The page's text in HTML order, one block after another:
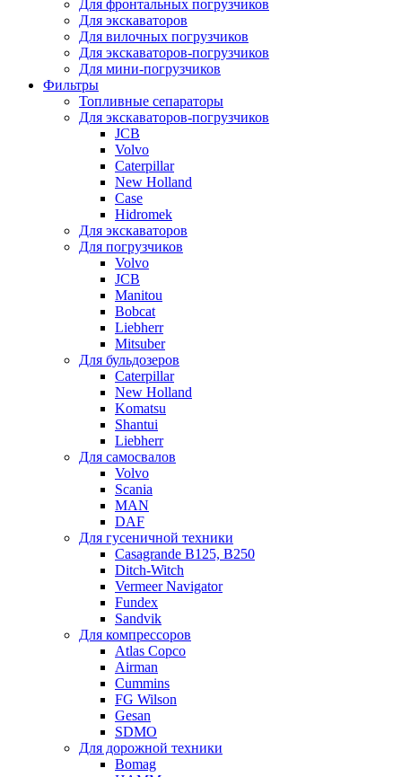
Для фронтальных погрузчиков
Для экскаваторов
Для вилочных погрузчиков
Для экскаваторов-погрузчиков
Для мини-погрузчиков
Фильтры
Топливные сепараторы
Для экскаваторов-погрузчиков
JCB
Volvo
Caterpillar
New Holland
Case
Hidromek
Для экскаваторов
Для погрузчиков
Volvo
JCB
Manitou
Bobcat
Liebherr
Mitsuber
Для бульдозеров
Caterpillar
New Holland
Komatsu
Shantui
Liebherr
Для самосвалов
Volvo
Scania
MAN
DAF
Для гусеничной техники
Casagrande B125, B250
Ditch-Witch
Vermeer Navigator
Fundex
Sandvik
Для компрессоров
Atlas Copco
Airman
Cummins
FG Wilson
Gesan
SDMO
Для дорожной техники
Bomag